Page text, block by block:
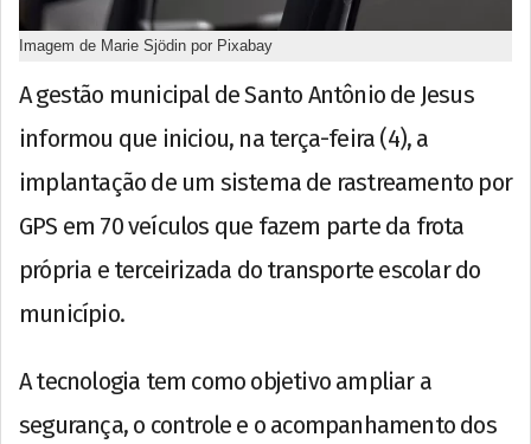
Imagem de Marie Sjödin por Pixabay
A gestão municipal de Santo Antônio de Jesus
informou que iniciou, na terça-feira (4), a
implantação de um sistema de rastreamento por
GPS em 70 veículos que fazem parte da frota
própria e terceirizada do transporte escolar do
município.
A tecnologia tem como objetivo ampliar a
segurança, o controle e o acompanhamento dos